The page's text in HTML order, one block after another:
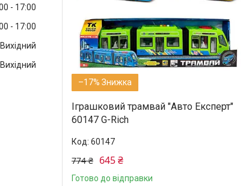
–17%
Іграшковий трамвай "Авто Експерт"
60147 G-Rich
60147
774 ₴ 645 ₴
Готово до відправки
17:00
17:00
Вихідний
Вихідний